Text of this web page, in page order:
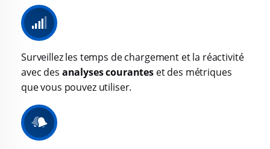
Surveillez les temps de chargement et la réactivité
avec des analyses couranteset des métriques
que vous pouvez utiliser.